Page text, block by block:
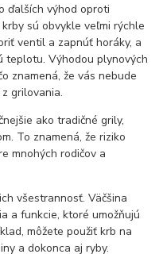
ďalších výhod oproti
sú obvykle veľmi rýchle
ventil a zapnúť horáky, a
teplotu. Výhodou plynových
znamená, že vás nebude
grilovania.
ako tradičné grily,
To znamená, že riziko
mnohých rodičov a
všestrannosť. Väčšina
a funkcie, ktoré umožňujú
môžete použiť krb na
a dokonca aj ryby.